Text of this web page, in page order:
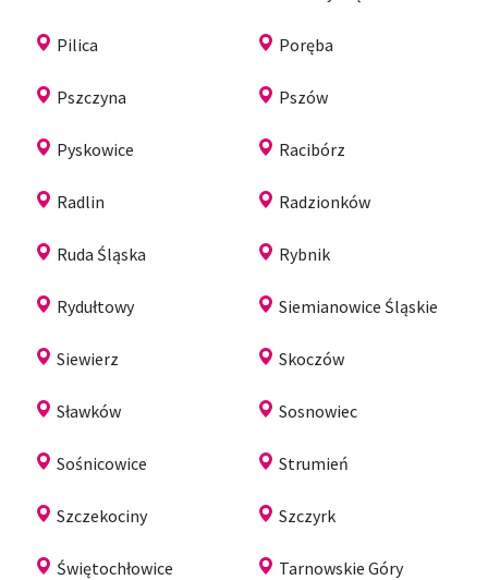
Pilica Poręba
Pszczyna Pszów
Pyskowice Racibórz
Radlin Radzionków
Ruda Śląska Rybnik
Rydułtowy Siemianowice Śląskie
Siewierz Skoczów
Sławków Sosnowiec
Sośnicowice Strumień
Szczekociny Szczyrk
Świętochłowice Tarnowskie Góry